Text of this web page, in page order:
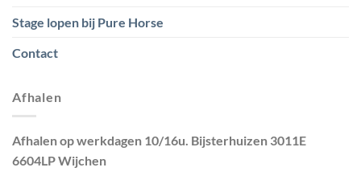
Stage lopen bij Pure Horse
Contact
Afhalen
Afhalen op werkdagen 10/16u. Bijsterhuizen 3011E
6604LP Wijchen